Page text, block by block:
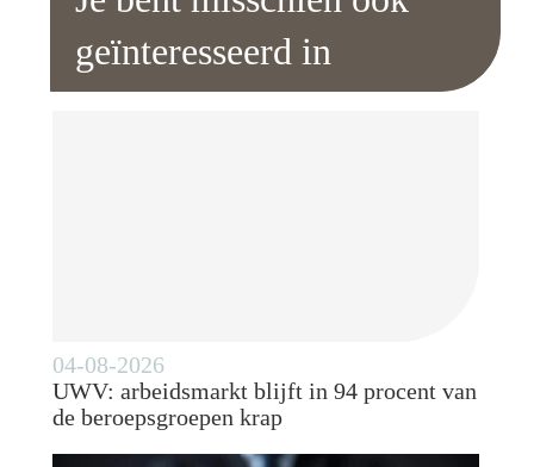
geïnteresseerd in
04-08-2026
UWV: arbeidsmarkt blijft in 94 procent van
de beroepsgroepen krap